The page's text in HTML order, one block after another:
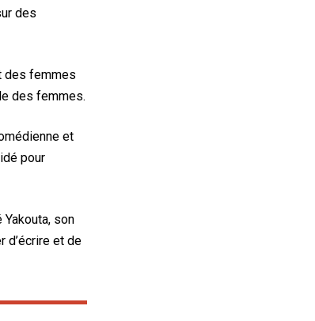
des
des femmes
des femmes.
et
pour
son
d’écrire et de